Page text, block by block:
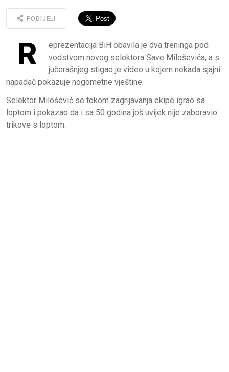
PODIJELI
R
eprezentacija BiH obavila je dva treninga pod
vodstvom novog selektora Save Miloševića, a s
jučerašnjeg stigao je video u kojem nekada sjajni
napadač pokazuje nogometne vještine.
Selektor Milošević se tokom zagrijavanja ekipe igrao sa
loptom i pokazao da i sa 50 godina još uvijek nije zaboravio
trikove s loptom.